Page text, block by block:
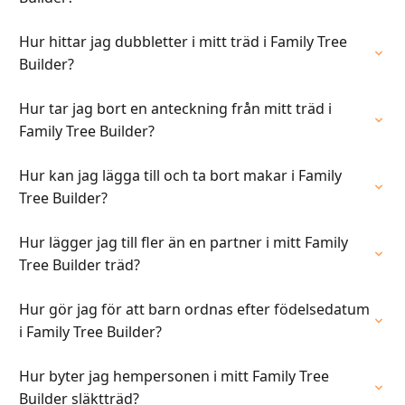
Hur hittar jag dubbletter i mitt träd i Family Tree
Builder?
Hur tar jag bort en anteckning från mitt träd i
Family Tree Builder?
Hur kan jag lägga till och ta bort makar i Family
Tree Builder?
Hur lägger jag till fler än en partner i mitt Family
Tree Builder träd?
Hur gör jag för att barn ordnas efter födelsedatum
i Family Tree Builder?
Hur byter jag hempersonen i mitt Family Tree
Builder släktträd?